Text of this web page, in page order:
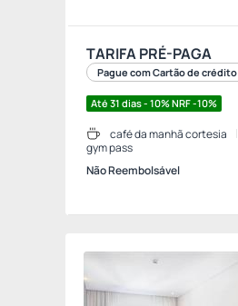
TARIFA PRÉ-PAGA
Pague com Cartão de crédito
Até 31 dias - 10% NRF -10%
café da manhã cortesia
gym pass
Não Reembolsável